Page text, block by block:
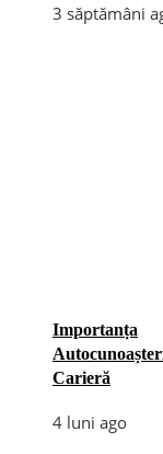
3 săptămâni
Importanța
Carieră
4 luni ago